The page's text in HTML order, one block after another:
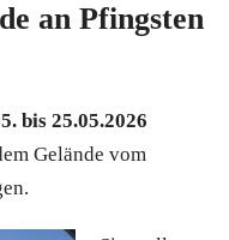
an Pfingsten
bis 25.05.2026
Gelände vom